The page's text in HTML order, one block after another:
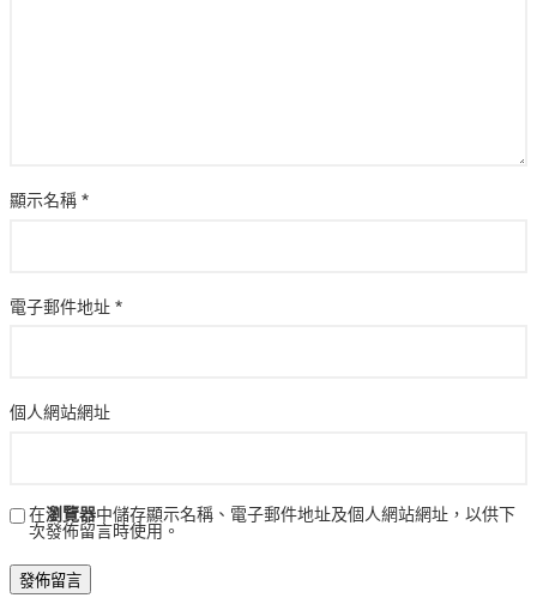
顯示名稱 *
電子郵件地址 *
個人網站網址
在瀏覽器中儲存顯示名稱、電子郵件地址及個人網站網址，以供下
次發佈留言時使用。